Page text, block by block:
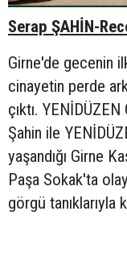
Serap ŞAHİN-
Girne'de gecenin
cinayetin perde
çıktı.
Şahin ile
yaşandığı Girne
Paşa Sokak'ta
görgü tanıklarıyla